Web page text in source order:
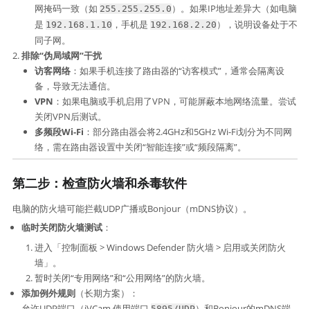
网掩码一致（如 255.255.255.0 ）。如果IP地址差异大（如电脑
是 192.168.1.10 ，手机是 192.168.2.20 ），说明设备处于不
同子网。
排除“伪局域网”干扰
访客网络 ：如果手机连接了路由器的“访客模式”，通常会隔离设
备，导致无法通信。
VPN ：如果电脑或手机启用了VPN，可能屏蔽本地网络流量。尝试
关闭VPN后测试。
多频段Wi-Fi ：部分路由器会将2.4GHz和5GHz Wi-Fi划分为不同网
络，需在路由器设置中关闭“智能连接”或“频段隔离”。
第二步：检查防火墙和杀毒软件
电脑的防火墙可能拦截UDP广播或Bonjour（mDNS协议）。
临时关闭防火墙测试：
进入「控制面板 > Windows Defender 防火墙 > 启用或关闭防火
墙」。
暂时关闭“专用网络”和“公用网络”的防火墙。
添加例外规则​（长期方案）：